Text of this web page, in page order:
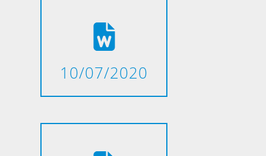
10/07/2020